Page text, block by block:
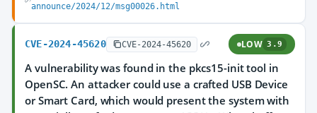
announce/2024/12/msg00026.html
CVE-2024-45620 CVE-2024-45620 LOW 3.9
A vulnerability was found in the pkcs15-init tool in
OpenSC. An attacker could use a crafted USB Device
or Smart Card, which would present the system with